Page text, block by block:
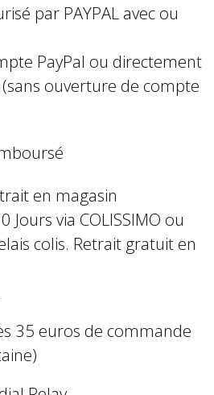
par PAYPAL avec ou
PayPal ou directement
ouverture de compte
en magasin
Jours via COLISSIMO ou
colis. Retrait gratuit en
35 euros de commande